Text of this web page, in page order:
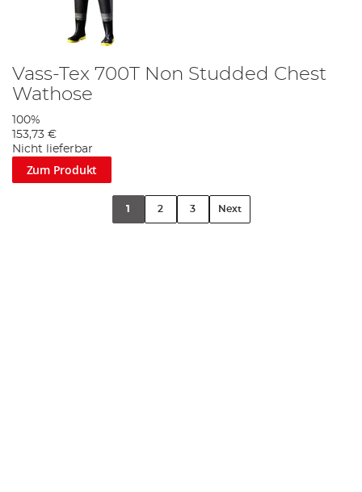
Vass-Tex 700T Non Studded Chest
Wathose
100%
153,73 €
Nicht lieferbar
Zum Produkt
1 2 3 Next